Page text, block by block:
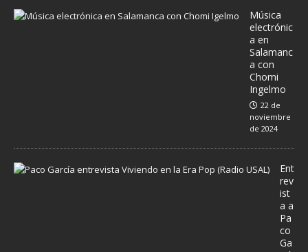
Música
electrónic
a en
Salamanc
a con
Chomi
Ingelmo
22 de
noviembre
de 2024
Ent
rev
ist
a a
Pa
co
Ga